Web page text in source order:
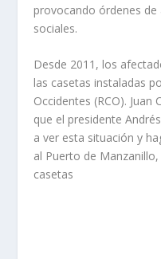
provocando órdenes
sociales.
Desde 2011, los
las casetas instaladas
Occidentes (RCO).
que el presidente
a ver esta situación y
al Puerto de
casetas